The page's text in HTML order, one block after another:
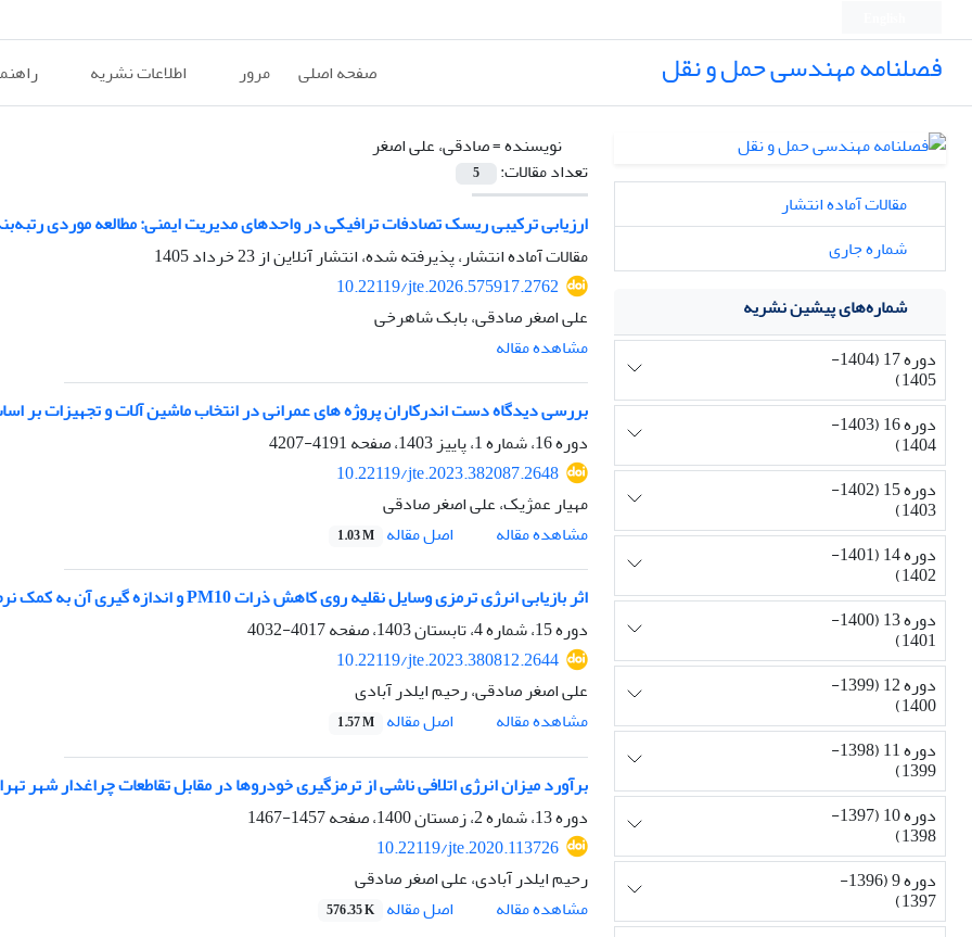
فصلنامه مهندسی حمل و نقل صفحه اصلی مرور اطلاعات نشریه
نویسنده =صادقی، علی اصغر
تعداد مقالات:
5
ارزیابی ترکیبی ریسک تصادفات ترافیکی در واحدهای مدیریت ایمنی: مطالعه موردی
مقالات آماده انتشار، پذیرفته شده، انتشار آنلاین از23 خرداد 1405
10.22119/jte.2026.575917.2762
علی اصغر صادقی، بابک شاهرخی
مشاهده مقاله
بررسی دیدگاه دست اندرکاران پروژه های عمرانی در انتخاب ماشین آلات و تجهیزات بر
دوره 16، شماره 1، پاییز 1403، صفحه
4191-4207
10.22119/jte.2023.382087.2648
مهیار عمژیک، علی اصغر صادقی
مشاهده مقاله
اصل مقاله 1.03 M
اثر بازیابی انرژی ترمزی وسایل نقلیه روی کاهش ذرات PM10 و اندازه گیری آن به کمک نرم افزارهای ناوبری
دوره 15، شماره 4، تابستان 1403، صفحه
4017-4032
10.22119/jte.2023.380812.2644
علی اصغر صادقی، رحیم ایلدر آبادی
مشاهده مقاله
اصل مقاله 1.57 M
برآورد میزان انرژی اتلافی ناشی از ترمزگیری خودروها در مقابل تقاطعات چراغدار شهر
دوره 13، شماره 2، زمستان 1400، صفحه
1457-1467
10.22119/jte.2020.113726
رحیم ایلدر آبادی، علی اصغر صادقی
مشاهده مقاله
اصل مقاله 576.35 K
مقالات آماده انتشار
شماره جاری
شماره‌های پیشین نشریه
دوره 17 (1404-
1405)
دوره 16 (1403-
1404)
دوره 15 (1402-
1403)
دوره 14 (1401-
1402)
دوره 13 (1400-
1401)
دوره 12 (1399-
1400)
دوره 11 (1398-
1399)
دوره 10 (1397-
1398)
دوره 9 (1396-
1397)